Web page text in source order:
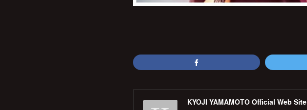
KYOJI YAMAMOTO Official Web Site